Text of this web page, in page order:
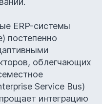
ERP-системы
постепенно
облегчающих
Service Bus)
интеграцию